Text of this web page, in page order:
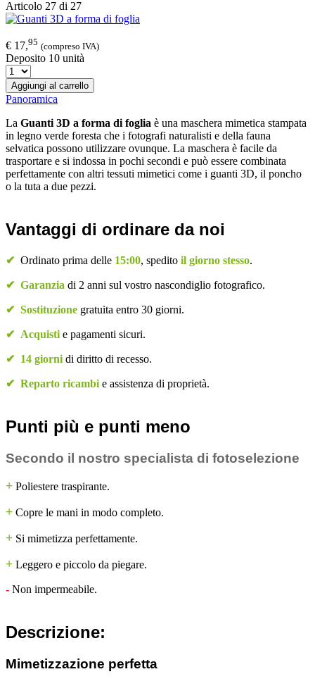
Articolo 27 di 27
€ 17,95 (compreso IVA)
Deposito 10 unità
Aggiungi al carrello
Panoramica
La Guanti 3D a forma di foglia​ è una maschera mimetica stampata
in legno verde foresta che i fotografi naturalisti e della fauna
selvatica possono utilizzare ovunque. La maschera è facile da
trasportare e si indossa in pochi secondi e può essere combinata
perfettamente con altri tessuti mimetici come i guanti 3D, il poncho
o la tuta a due pezzi.
Vantaggi di ordinare da noi
✔ Ordinato prima delle 15:00, spedito il giorno stesso.
✔ Garanzia di 2 anni sul vostro nascondiglio fotografico.
✔ Sostituzione gratuita entro 30 giorni.
✔ Acquisti e pagamenti sicuri.
✔ 14 giorni di diritto di recesso.
✔ Reparto ricambi e assistenza di proprietà.
Punti più e punti meno
Secondo il nostro specialista di fotoselezione
+ Poliestere traspirante.
+ Copre le mani in modo completo.
+ Si mimetizza perfettamente.
+ Leggero e piccolo da piegare.
- Non impermeabile.
Descrizione:
Mimetizzazione perfetta